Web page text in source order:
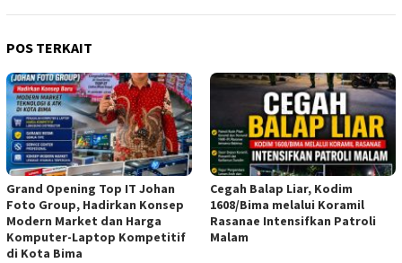
POS TERKAIT
Grand Opening Top IT Johan
Foto Group, Hadirkan Konsep
Modern Market dan Harga
Komputer-Laptop Kompetitif
di Kota Bima
Cegah Balap Liar, Kodim
1608/Bima melalui Koramil
Rasanae Intensifkan Patroli
Malam